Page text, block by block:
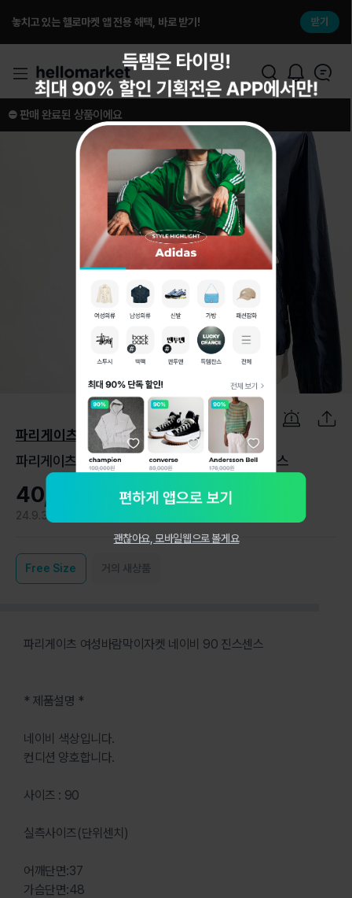
놓치고 있는 헬로마켓 앱 전용 해택, 바로 받기! 받기
1 / 5
⛔️ 판매 완료된 상품이에요
파리게이츠
파리게이츠 여성바람막이자켓 네이비 90 진스센스
40,000원
24.9.3
Free Size 거의 새상품
파리게이츠 여성바람막이자켓 네이비 90 진스센스
* 제품설명 *
네이비 색상입니다.
컨디션 양호합니다.
사이즈 : 90
실측사이즈(단위센치)
어깨단면:37
가슴단면:48
괜찮아요, 모바일웹으로 볼게요